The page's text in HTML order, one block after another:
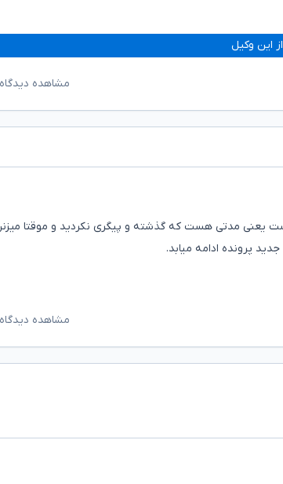
این وکیل
مشاهده
یعنی مدتی هست که گذشته و پیگری نکردید و موقتا
پرونده ادامه میابد.
مشاهده